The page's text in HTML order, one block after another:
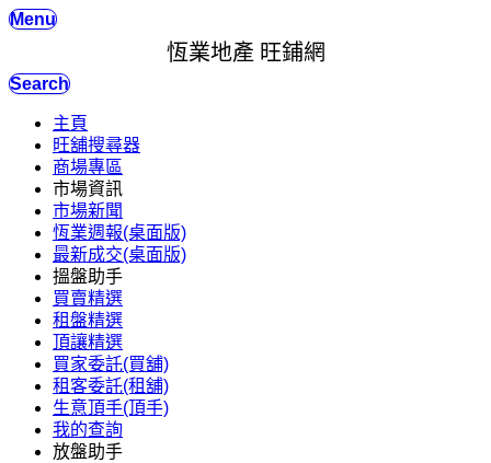
Menu
恆業地產 旺鋪網
Search
主頁
旺舖搜尋器
商場專區
市場資訊
市場新聞
恆業週報(桌面版)
最新成交(桌面版)
搵盤助手
買賣精選
租盤精選
頂讓精選
買家委託(買舖)
租客委託(租舖)
生意頂手(頂手)
我的查詢
放盤助手